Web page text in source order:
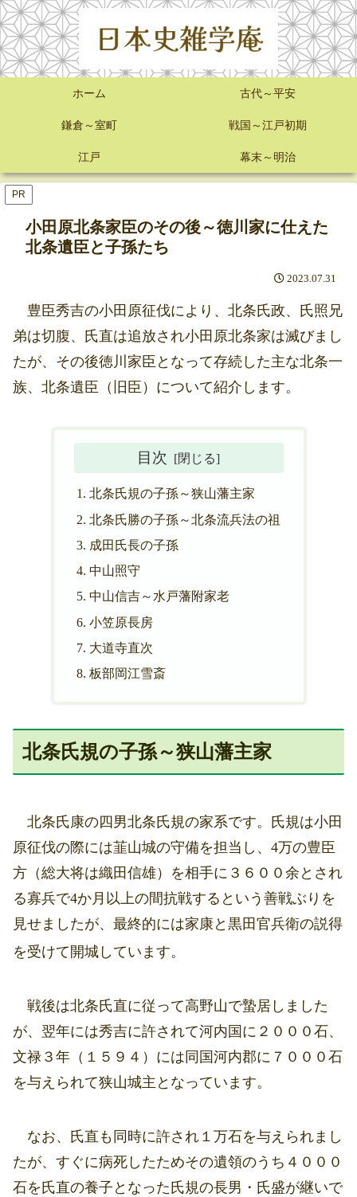
ホーム 古代～平安
鎌倉～室町 戦国～江戸初期
江戸 幕末～明治
PR
小田原北条家臣のその後～徳川家に仕えた
北条遺臣と子孫たち
2023.07.31
豊臣秀吉の小田原征伐により、北条氏政、氏照兄
弟は切腹、氏直は追放され小田原北条家は滅びまし
たが、その後徳川家臣となって存続した主な北条一
族、北条遺臣（旧臣）について紹介します。
目次
北条氏規の子孫～狭山藩主家
北条氏勝の子孫～北条流兵法の祖
成田氏長の子孫
中山照守
中山信吉～水戸藩附家老
小笠原長房
大道寺直次
板部岡江雪斎
北条氏規の子孫～狭山藩主家
北条氏康の四男北条氏規の家系です。氏規は小田
原征伐の際には韮山城の守備を担当し、4万の豊臣
方（総大将は織田信雄）を相手に３６００余とされ
る寡兵で4か月以上の間抗戦するという善戦ぶりを
見せましたが、最終的には家康と黒田官兵衛の説得
を受けて開城しています。
戦後は北条氏直に従って高野山で蟄居しました
が、翌年には秀吉に許されて河内国に２０００石、
文禄３年（１５９４）には同国河内郡に７０００石
を与えられて狭山城主となっています。
なお、氏直も同時に許され１万石を与えられまし
たが、すぐに病死したためその遺領のうち４０００
石を氏直の養子となった氏規の長男・氏盛が継いで